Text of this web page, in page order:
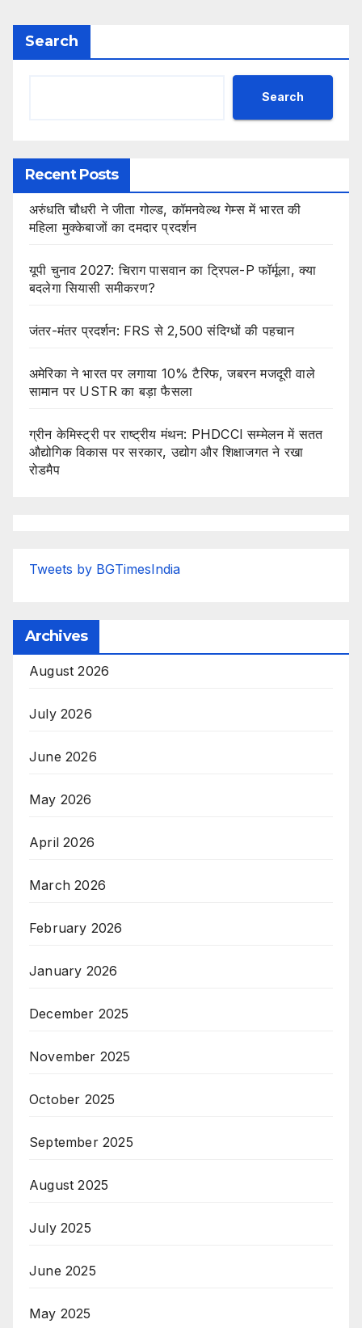
Search
Search
Recent Posts
अरुंधति चौधरी ने जीता गोल्ड, कॉमनवेल्थ गेम्स में भारत की
महिला मुक्केबाजों का दमदार प्रदर्शन
यूपी चुनाव 2027: चिराग पासवान का ट्रिपल-P फॉर्मूला, क्या
बदलेगा सियासी समीकरण?
जंतर-मंतर प्रदर्शन: FRS से 2,500 संदिग्धों की पहचान
अमेरिका ने भारत पर लगाया 10% टैरिफ, जबरन मजदूरी वाले
सामान पर USTR का बड़ा फैसला
ग्रीन केमिस्ट्री पर राष्ट्रीय मंथन: PHDCCI सम्मेलन में सतत
औद्योगिक विकास पर सरकार, उद्योग और शिक्षाजगत ने रखा
रोडमैप
Tweets by BGTimesIndia
Archives
August 2026
July 2026
June 2026
May 2026
April 2026
March 2026
February 2026
January 2026
December 2025
November 2025
October 2025
September 2025
August 2025
July 2025
June 2025
May 2025